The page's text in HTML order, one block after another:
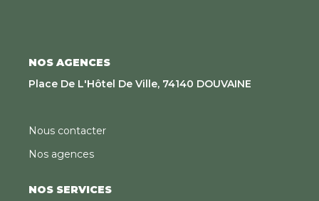
NOS AGENCES
Place De L'Hôtel De Ville, 74140 DOUVAINE
Nous contacter
Nos agences
NOS SERVICES